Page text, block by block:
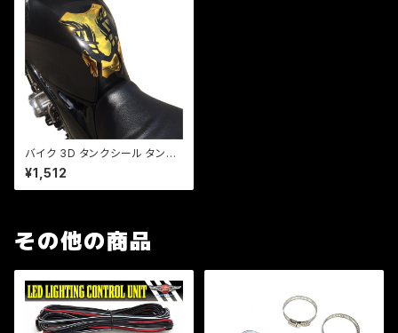
バイク 3D タンクシール タンク
パット 汎用 金（3色あり） ソフト
エンブレム/ネイキッド/レプリカ/
タンク傷隠し/ZZR/CB/【クリッ
¥1,512
その他の商品